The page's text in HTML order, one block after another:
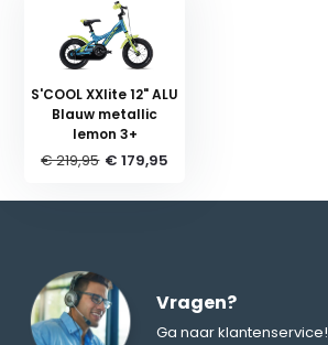
S'COOL XXlite 12" ALU
Blauw metallic
lemon 3+
€ 219,95 € 179,95
Vragen?
Ga naar klantenservice!